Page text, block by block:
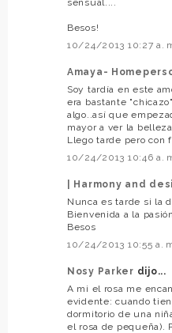
sensual....
Besos!
10/24/2013 10:27 a.
Amaya-
Soy tardía en este
era bastante
algo..así que
mayor a ver la
Llego tarde pero con
10/24/2013 10:46 a.
| Harmony and
Nunca es tarde si la
Bienvenida a la
Besos
10/24/2013 10:55 a.
Nosy Parker dijo...
A mi el rosa me
evidente: cuando
dormitorio de una
el rosa de pequeña).